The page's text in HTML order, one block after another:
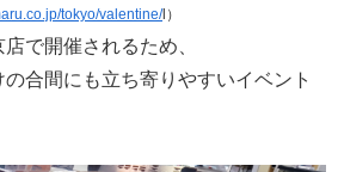
tokyo/valentine/l）
で開催されるため、
合間にも立ち寄りやすいイベント